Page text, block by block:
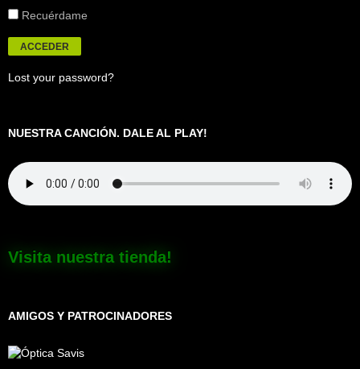
Recuérdame
Lost your password?
NUESTRA CANCIÓN. DALE AL PLAY!
Visita nuestra tienda!
AMIGOS Y PATROCINADORES